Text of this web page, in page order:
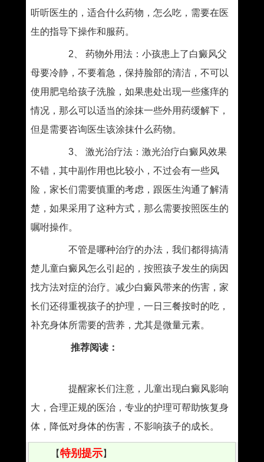
听听医生的，适合什么药物，怎么吃，需要在医
生的指导下操作和服药。
2、 药物外用法：小孩患上了白癜风父
母要冷静，不要着急，保持脸部的清洁，不可以
使用肥皂给孩子洗脸，如果患处出现一些瘙痒的
情况，那么可以适当的涂抹一些外用药缓解下，
但是需要咨询医生该涂抹什么药物。
3、 激光治疗法：激光治疗白癜风效果
不错，其中副作用也比较小，不过会有一些风
险，家长们需要慎重的考虑，跟医生沟通了解清
楚，如果采用了这种方式，那么需要按照医生的
嘱咐操作。
不管是哪种治疗的办法，我们都得搞清
楚儿童白癜风怎么引起的，按照孩子发生的病因
找方法对症的治疗。减少白癜风带来的伤害，家
长们还得重视孩子的护理，一日三餐按时的吃，
补充身体所需要的营养，尤其是微量元素。
推荐阅读：
提醒家长们注意，儿童出现白癜风影响
大，合理正规的医治，专业的护理可帮助恢复身
体，降低对身体的伤害，不影响孩子的成长。
【特别提示】